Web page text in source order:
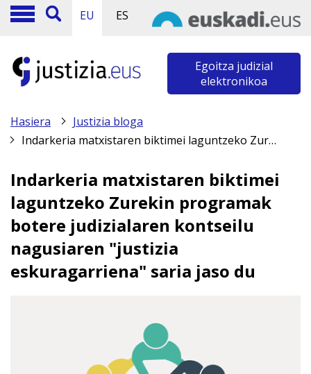
EU ES
Egoitza judizial
elektronikoa
Hasiera
Justizia bloga
Indarkeria matxistaren biktimei laguntzeko Zurekin programak botere judizialaren kontseilu nagusiaren "justizia eskuragarriena" saria jaso du
Indarkeria matxistaren biktimei
laguntzeko Zurekin programak
botere judizialaren kontseilu
nagusiaren "justizia
eskuragarriena" saria jaso du